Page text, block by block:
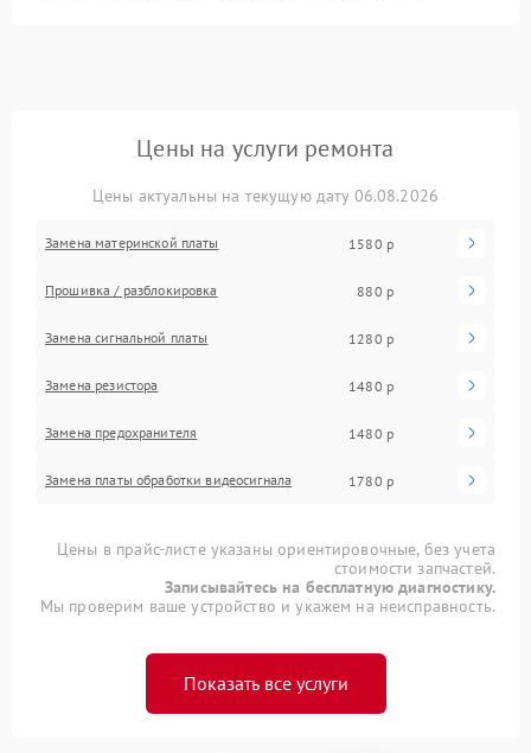
Цены на услуги ремонта
Цены актуальны на текущую дату 06.08.2026
Замена материнской платы 1580 р
Прошивка / разблокировка 880 р
Замена сигнальной платы 1280 р
Замена резистора 1480 р
Замена предохранителя 1480 р
Замена платы обработки видеосигнала 1780 р
Цены в прайс-листе указаны ориентировочные, без учета
стоимости запчастей.
Записывайтесь на бесплатную диагностику.
Мы проверим ваше устройство и укажем на неисправность.
Показать все услуги